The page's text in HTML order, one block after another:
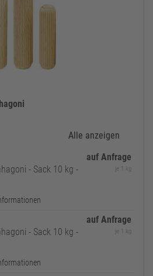
Alle anzeigen
- Sack 10 kg -
auf Anfrage
je 1 kg
- Sack 10 kg -
auf Anfrage
je 1 kg